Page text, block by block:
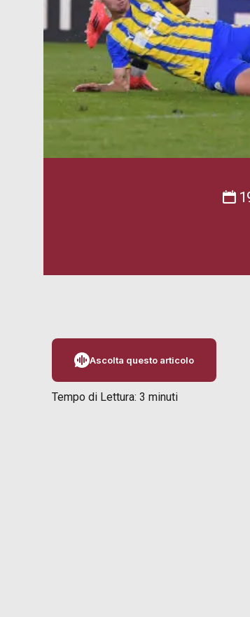
Ascolta questo articolo
Tempo di Lettura:3 minuti